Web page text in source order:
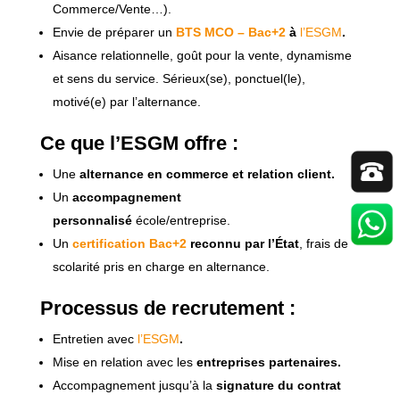
Commerce/Vente…).
Envie de préparer un BTS MCO – Bac+2à l’ESGM.
Aisance relationnelle, goût pour la vente, dynamisme
et sens du service. Sérieux(se), ponctuel(le),
motivé(e) par l’alternance.
Ce que l’ESGM offre :
Une alternance en commerce et relation client.
Un accompagnement
personnaliséécole/entreprise.
Un certification Bac+2reconnu par l’État, frais de
scolarité pris en charge en alternance.
Processus de recrutement :
Entretien avec l’ESGM.
Mise en relation avec les entreprises partenaires.
Accompagnement jusqu’à la signature du contrat